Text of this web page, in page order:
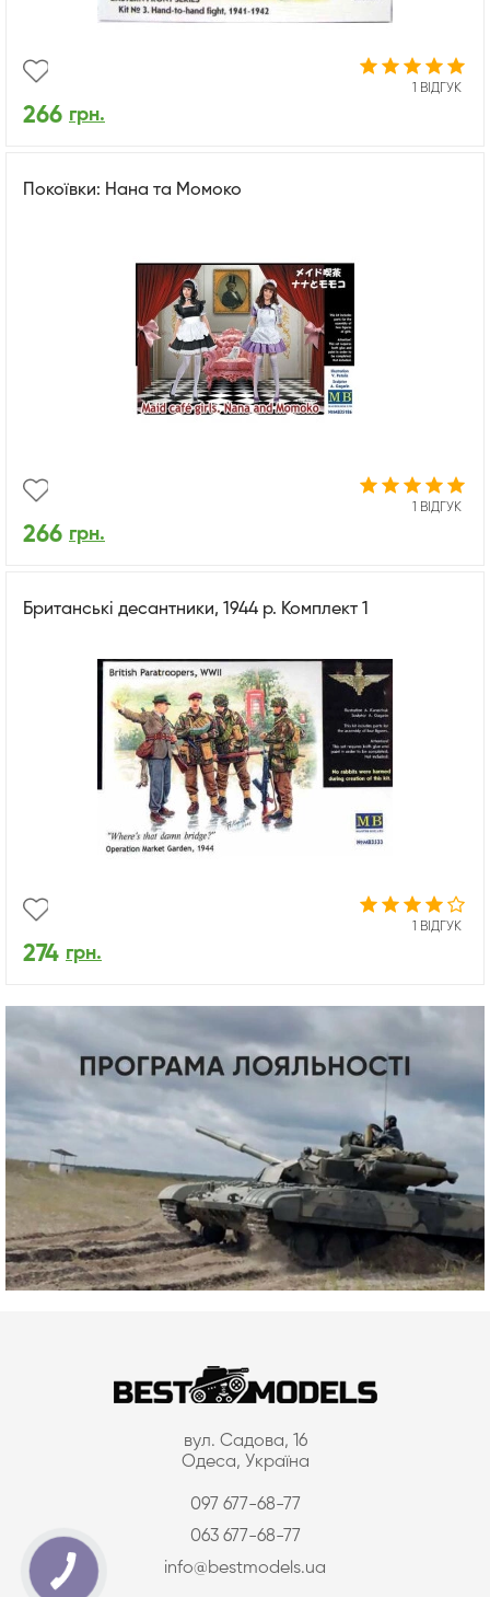
1 ВІДГУК
266 грн.
Покоївки: Нана та Момоко
1 ВІДГУК
266 грн.
Британські десантники, 1944 р. Комплект 1
1 ВІДГУК
274 грн.
вул. Садова, 16
Одеса, Україна
097 677-68-77
063 677-68-77
info@bestmodels.ua